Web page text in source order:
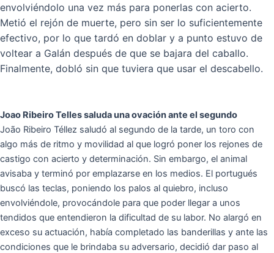
envolviéndolo una vez más para ponerlas con acierto.
Metió el rejón de muerte, pero sin ser lo suficientemente
efectivo, por lo que tardó en doblar y a punto estuvo de
voltear a Galán después de que se bajara del caballo.
Finalmente, dobló sin que tuviera que usar el descabello.
Joao Ribeiro Telles saluda una ovación ante el segundo
João Ribeiro Téllez saludó al segundo de la tarde, un toro con
algo más de ritmo y movilidad al que logró poner los rejones de
castigo con acierto y determinación. Sin embargo, el animal
avisaba y terminó por emplazarse en los medios. El portugués
buscó las teclas, poniendo los palos al quiebro, incluso
envolviéndole, provocándole para que poder llegar a unos
tendidos que entendieron la dificultad de su labor. No alargó en
exceso su actuación, había completado las banderillas y ante las
condiciones que le brindaba su adversario, decidió dar paso al